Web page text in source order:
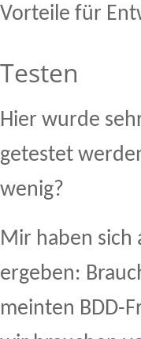
Vorteile für
Testen
Hier wurde
getestet
wenig?
Mir haben sich
ergeben:
meinten BDD-